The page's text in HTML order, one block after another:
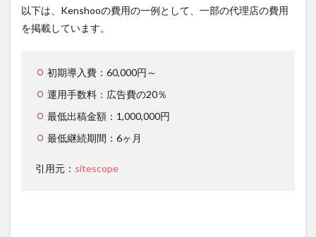
３.ROBOMA
AI
機能と
特徴
3.5.2
こんな
方にお
以下は、Kenshooの費用の一例として、一部の代理店の費用
を掲載しています。
初期導入費：60,000円～
運用手数料：広告費の20％
最低出稿金額：1,000,000円
最低継続期間：6ヶ月
引用元： sitescope